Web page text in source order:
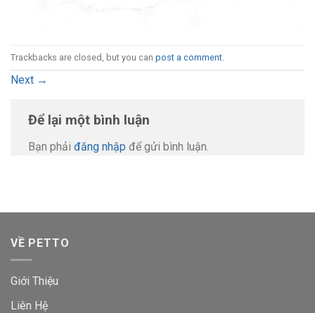
Trackbacks are closed, but you can post a comment
Next →
Để lại một bình luận
Bạn phải đăng nhập để gửi bình luận.
VỀ PETTO
Giới Thiệu
Liên Hệ